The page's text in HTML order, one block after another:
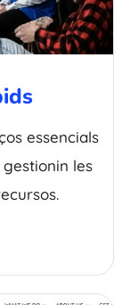
essencials
les